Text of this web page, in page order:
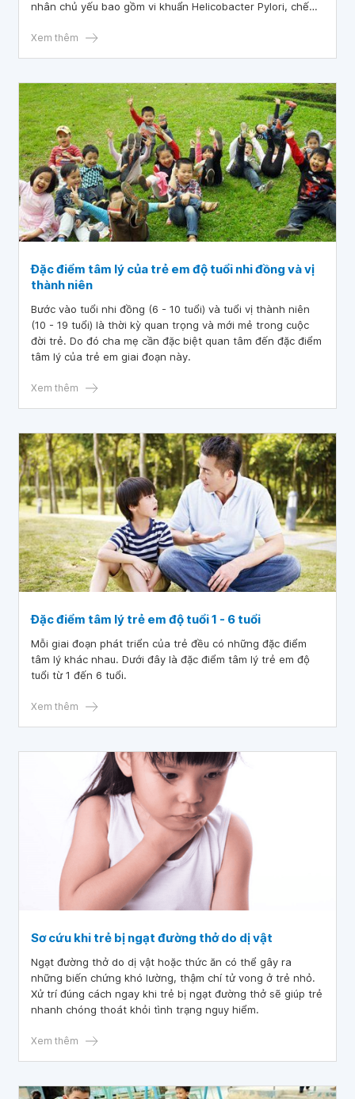
nhân chủ yếu bao gồm vi khuẩn Helicobacter Pylori, chế
trị sớm sẽ giúp ngăn ngừa các biến chứng nguy hiểm như
Xem thêm
Đặc điểm tâm lý của trẻ em độ tuổi nhi đồng và vị
thành niên
Bước vào tuổi nhi đồng (6 - 10 tuổi) và tuổi vị thành niên
(10 - 19 tuổi) là thời kỳ quan trọng và mới mẻ trong cuộc
đời trẻ. Do đó cha mẹ cần đặc biệt quan tâm đến đặc điểm
tâm lý của trẻ em giai đoạn này.
Xem thêm
Đặc điểm tâm lý trẻ em độ tuổi 1 - 6 tuổi
Mỗi giai đoạn phát triển của trẻ đều có những đặc điểm
tâm lý khác nhau. Dưới đây là đặc điểm tâm lý trẻ em độ
tuổi từ 1 đến 6 tuổi.
Xem thêm
Sơ cứu khi trẻ bị ngạt đường thở do dị vật
Ngạt đường thở do dị vật hoặc thức ăn có thể gây ra
những biến chứng khó lường, thậm chí tử vong ở trẻ nhỏ.
Xử trí đúng cách ngay khi trẻ bị ngạt đường thở sẽ giúp trẻ
nhanh chóng thoát khỏi tình trạng nguy hiểm.
Xem thêm